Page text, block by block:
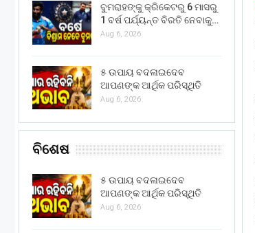
ବୁମରାହଙ୍କୁ କ୍ରିକେଟରୁ 6 ମାସରୁ
1 ବର୍ଷ ପର୍ଯ୍ୟନ୍ତ ବିରତି ନେବାକୁ…
Aug 6, 2026
୫ ଉପାୟ ବଦଳାଇଦେବ
ଆପଣଙ୍କ ଆର୍ଥିକ ପରିସ୍ଥିତି
Aug 6, 2026
ବିଶେଷ
୫ ଉପାୟ ବଦଳାଇଦେବ
ଆପଣଙ୍କ ଆର୍ଥିକ ପରିସ୍ଥିତି
Aug 6, 2026